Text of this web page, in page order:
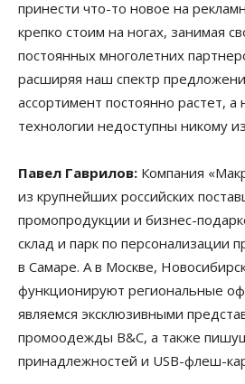
принести что-то новое на
крепко стоим на ногах, занимая
постоянных многолетних
расширяя наш спектр
ассортимент постоянно растет, а
технологии недоступны никому
Павел Гаврилов: Компания
из крупнейших российских
промопродукции и бизнес-
склад и парк по персонализации
в Самаре. А в Москве,
функционируют региональные
являемся эксклюзивными
промоодежды B&C, а также
принадлежностей и USB-флеш-